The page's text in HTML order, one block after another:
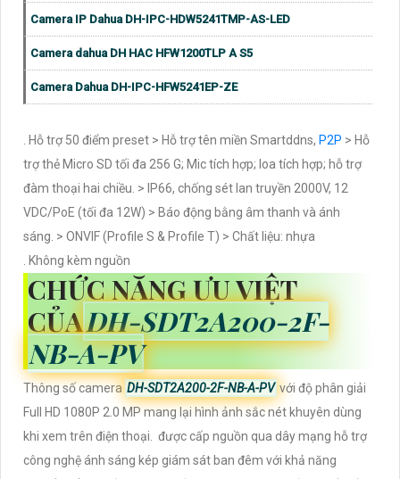
Camera IP Dahua DH-IPC-HDW5241TMP-AS-LED
Camera dahua DH HAC HFW1200TLP A S5
Camera Dahua DH-IPC-HFW5241EP-ZE
. Hỗ trợ 50 điểm preset > Hỗ trợ tên miền Smartddns, P2P > Hỗ
trợ thẻ Micro SD tối đa 256 G; Mic tích hợp; loa tích hợp; hỗ trợ
đàm thoại hai chiều. > IP66, chống sét lan truyền 2000V, 12
VDC/PoE (tối đa 12W) > Báo động bằng âm thanh và ánh
sáng. > ONVIF (Profile S & Profile T) > Chất liệu: nhựa
. Không kèm nguồn
CHỨC NĂNG ƯU VIỆT
CỦADH-SDT2A200-2F-
NB-A-PV
Thông số camera DH-SDT2A200-2F-NB-A-PV với độ phân giải
Full HD 1080P 2.0 MP mang lại hình ảnh sắc nét khuyên dùng
khi xem trên điện thoại. được cấp nguồn qua dây mạng hỗ trợ
công nghệ ánh sáng kép giám sát ban đêm với khả năng